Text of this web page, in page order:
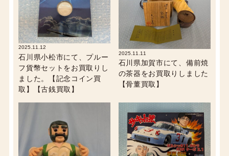
2025.11.12
石川県小松市にて、プルー
フ貨幣セットをお買取りし
ました。【記念コイン買
取】【古銭買取】
2025.11.11
石川県加賀市にて、備前焼
の茶器をお買取りしました
【骨董買取】